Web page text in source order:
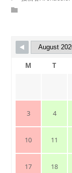
M T
3 4
10 11
17 18